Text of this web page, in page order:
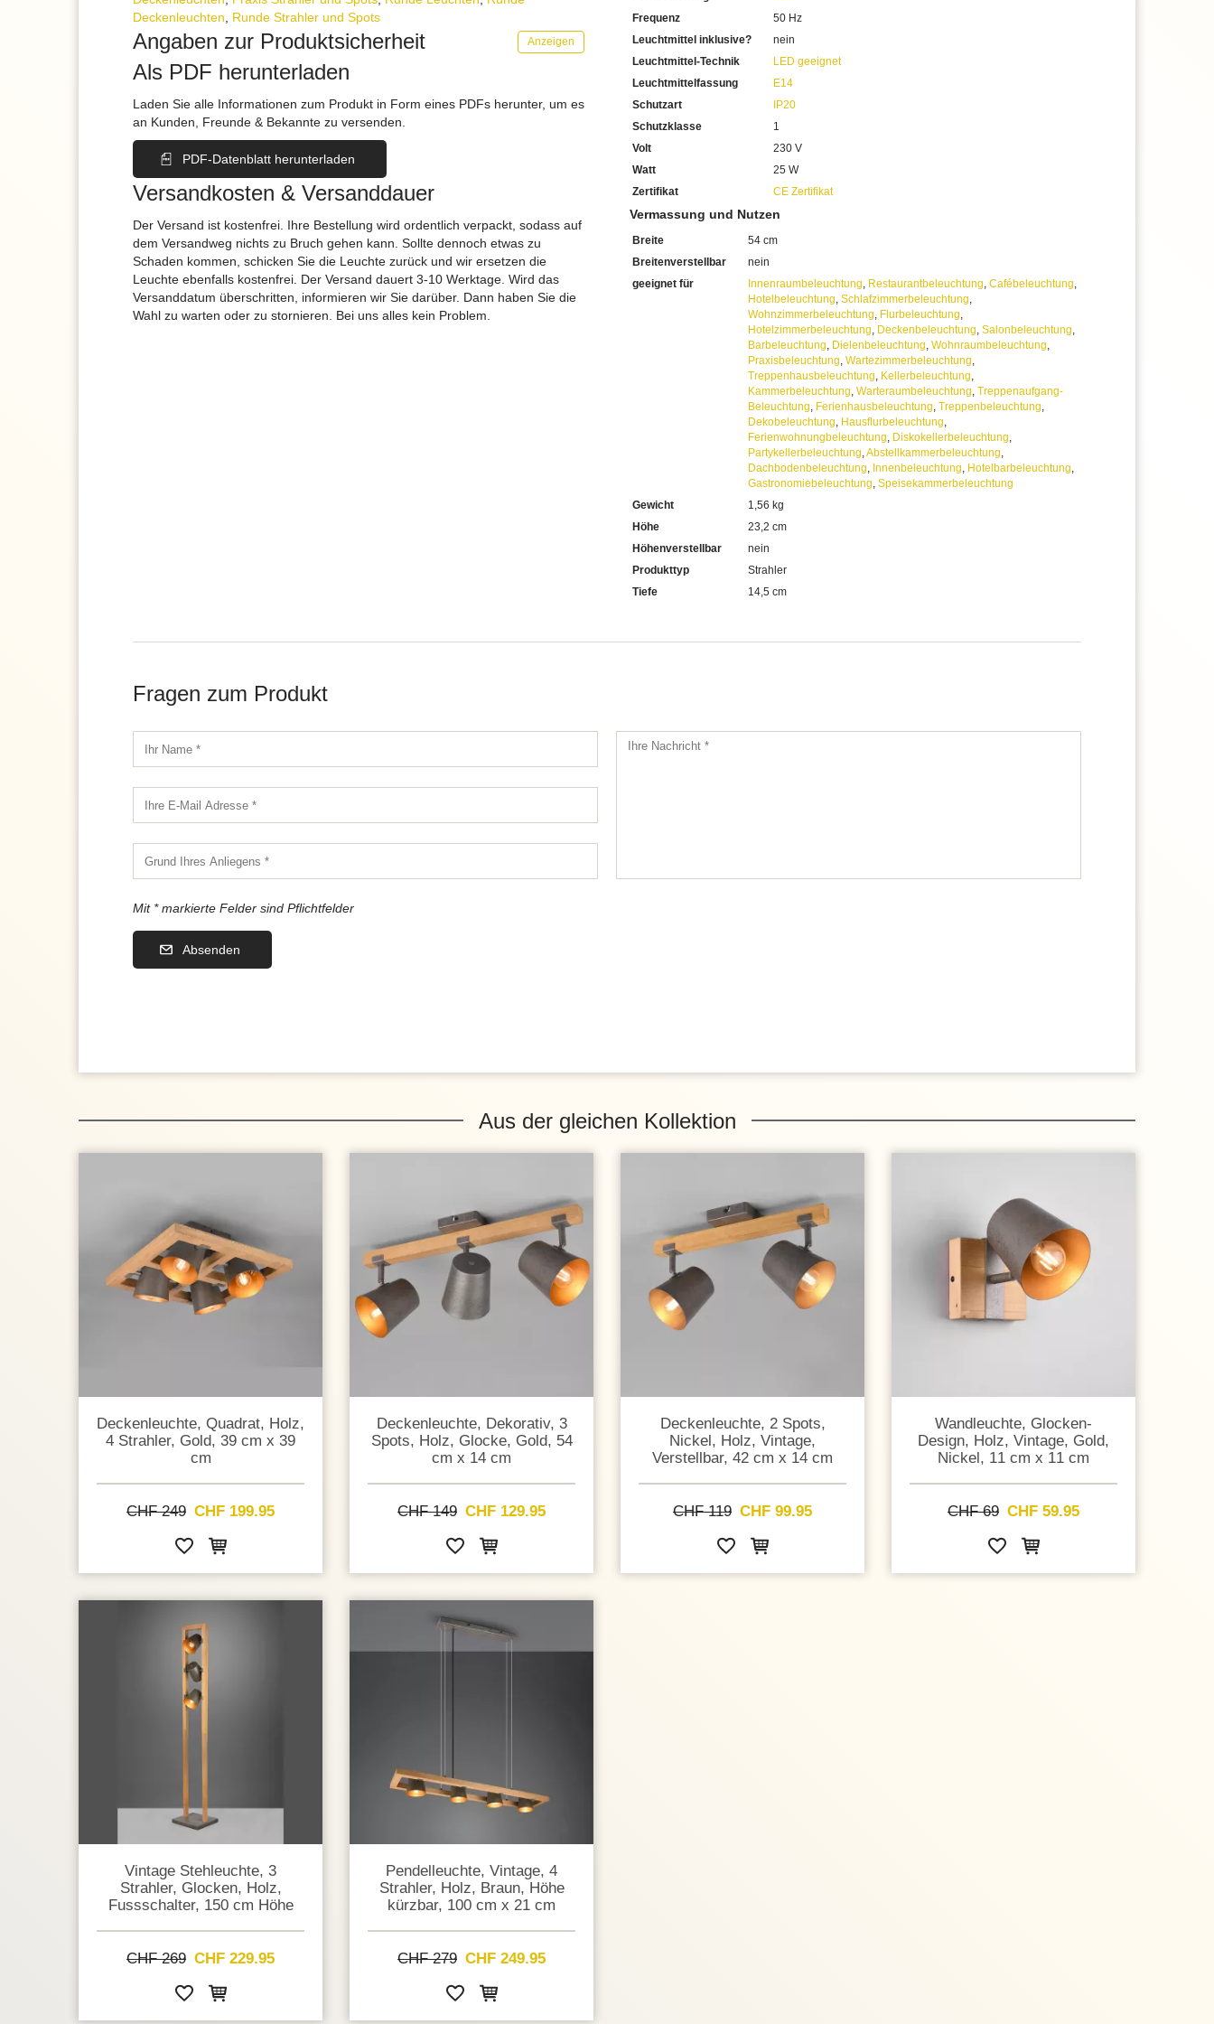
Sie haben bei uns 5 Jahre Garantie, statt der üblichen 2 Jahre
Bei Fragen, kontaktieren Sie uns jederzeit
Erkundigen Sie sich bei höherer Artikelanzahl nach Mengenrabatten
Deckenleuchten, Runde Strahler und Spots
Angaben zur Produktsicherheit Anzeigen
Als PDF herunterladen
Laden Sie alle Informationen zum Produkt in Form eines PDFs herunter, um es
an Kunden, Freunde & Bekannte zu versenden.
PDF-Datenblatt herunterladen
Versandkosten & Versanddauer
Der Versand ist kostenfrei. Ihre Bestellung wird ordentlich verpackt, sodass auf
dem Versandweg nichts zu Bruch gehen kann. Sollte dennoch etwas zu
Schaden kommen, schicken Sie die Leuchte zurück und wir ersetzen die
Leuchte ebenfalls kostenfrei. Der Versand dauert 3-10 Werktage. Wird das
Versanddatum überschritten, informieren wir Sie darüber. Dann haben Sie die
Wahl zu warten oder zu stornieren. Bei uns alles kein Problem.
Frequenz
50 Hz
Leuchtmittel inklusive?
nein
Leuchtmittel-Technik
LED geeignet
Leuchtmittelfassung
E14
Schutzart
IP20
Schutzklasse
1
Volt
230 V
Watt
25 W
Zertifikat
CE Zertifikat
Vermassung und Nutzen
Breite
54 cm
Breitenverstellbar
nein
geeignet für
Innenraumbeleuchtung, Restaurantbeleuchtung, Cafébeleuchtung,
Hotelbeleuchtung, Schlafzimmerbeleuchtung,
Wohnzimmerbeleuchtung, Flurbeleuchtung,
Hotelzimmerbeleuchtung, Deckenbeleuchtung, Salonbeleuchtung,
Barbeleuchtung, Dielenbeleuchtung, Wohnraumbeleuchtung,
Praxisbeleuchtung, Wartezimmerbeleuchtung,
Treppenhausbeleuchtung, Kellerbeleuchtung,
Kammerbeleuchtung, Warteraumbeleuchtung, Treppenaufgang-
Beleuchtung, Ferienhausbeleuchtung, Treppenbeleuchtung,
Dekobeleuchtung, Hausflurbeleuchtung,
Ferienwohnungbeleuchtung, Diskokellerbeleuchtung,
Partykellerbeleuchtung,Abstellkammerbeleuchtung,
Dachbodenbeleuchtung, Innenbeleuchtung, Hotelbarbeleuchtung,
Gastronomiebeleuchtung, Speisekammerbeleuchtung
Gewicht
1,56 kg
Höhe
23,2 cm
Höhenverstellbar
nein
Produkttyp
Strahler
Tiefe
14,5 cm
Fragen zum Produkt
Mit * markierte Felder sind Pflichtfelder
Absenden
Aus der gleichen Kollektion
Deckenleuchte, Quadrat, Holz,
4 Strahler, Gold, 39 cm x 39
cm
CHF 249 CHF 199.95
Deckenleuchte, Dekorativ, 3
Spots, Holz, Glocke, Gold, 54
cm x 14 cm
CHF 149 CHF 129.95
Deckenleuchte, 2 Spots,
Nickel, Holz, Vintage,
Verstellbar, 42 cm x 14 cm
CHF 119 CHF 99.95
Wandleuchte, Glocken-
Design, Holz, Vintage, Gold,
Nickel, 11 cm x 11 cm
CHF 69 CHF 59.95
Vintage Stehleuchte, 3
Strahler, Glocken, Holz,
Fussschalter, 150 cm Höhe
CHF 269 CHF 229.95
Pendelleuchte, Vintage, 4
Strahler, Holz, Braun, Höhe
kürzbar, 100 cm x 21 cm
CHF 279 CHF 249.95